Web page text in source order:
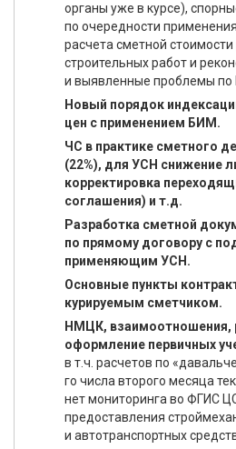
органы уже в курсе),
по очередности
расчета сметной
строительных работ и
и выявленные проблемы по
Новый порядок
цен с применением БИМ.
ЧС в практике сметного
(22%), для УСН снижение
корректировка
соглашения) и т.д.
Разработка сметной
по прямому договору с
применяющим УСН.
Основные пункты
курируемым сметчиком.
НМЦК, взаимоотношения,
оформление первичных
в т.ч. расчетов по
го числа второго месяца
нет мониторинга во ФГИС
предоставления
и автотранспортных